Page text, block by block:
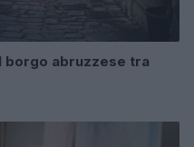
borgo abruzzese tra